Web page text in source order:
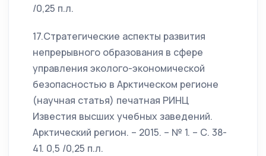
/0,25 п.л.
17.Стратегические аспекты развития
непрерывного образования в сфере
управления эколого-экономической
безопасностью в Арктическом регионе
(научная статья) печатная РИНЦ
Известия высших учебных заведений.
Арктический регион. – 2015. – № 1. – С. 38-
41. 0,5 /0,25 п.л.